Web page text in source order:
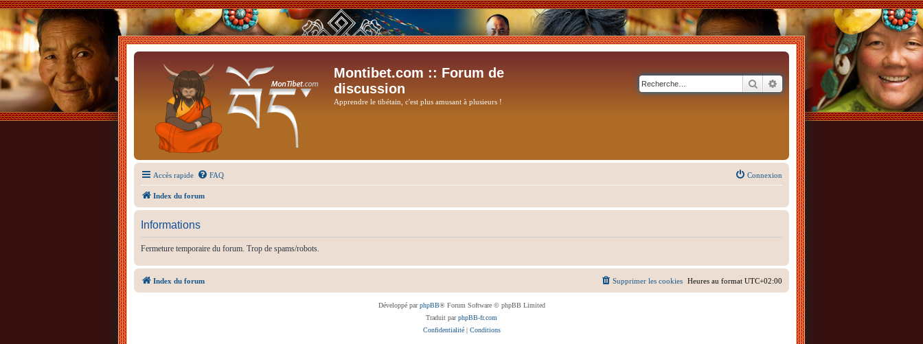
Montibet.com :: Forum de
discussion
Apprendre le tibétain, c'est plus amusant à plusieurs !
RechercherRecherche avancée
Accès rapide FAQ Connexion
Index du forum
Informations
Fermeture temporaire du forum. Trop de spams/robots.
Index du forum Heures au format UTC+02:00
Supprimer les cookies
Développé parphpBB® Forum Software © phpBB Limited
Traduit parphpBB-fr.com
Confidentialité| Conditions